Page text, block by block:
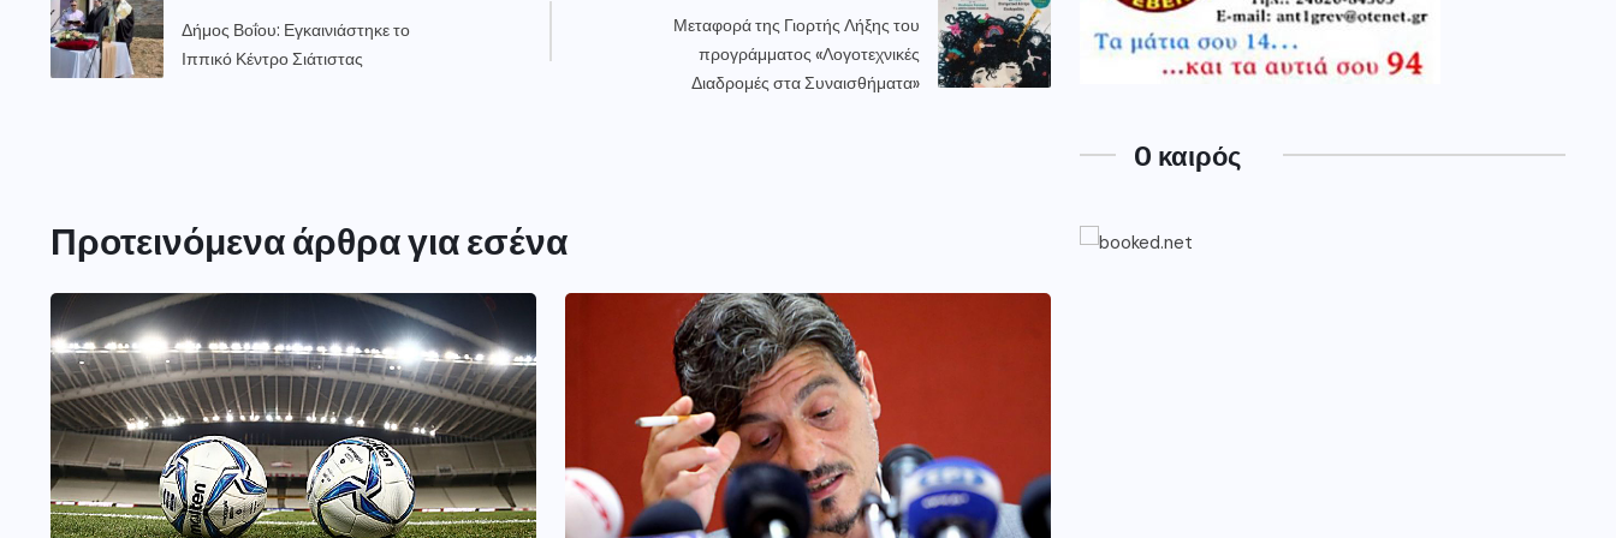
Δήμος Βοΐου: Εγκαινιάστηκε το
Ιππικό Κέντρο Σιάτιστας
Μεταφορά της Γιορτής Λήξης του
προγράμματος «Λογοτεχνικές
Διαδρομές στα Συναισθήματα»
Προτεινόμενα άρθρα για εσένα
O καιρός